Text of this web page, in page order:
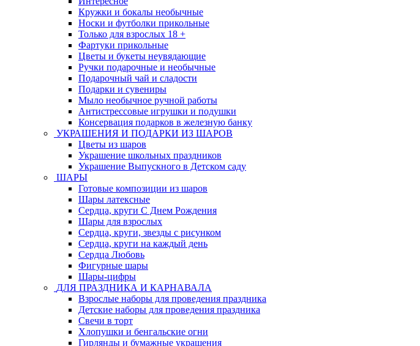
Кружки и бокалы необычные
Носки и футболки прикольные
Только для взрослых 18 +
Фартуки прикольные
Цветы и букеты неувядающие
Ручки подарочные и необычные
Подарочный чай и сладости
Подарки и сувениры
Мыло необычное ручной работы
Антистрессовые игрушки и подушки
Консервация подарков в железную банку
УКРАШЕНИЯ И ПОДАРКИ ИЗ ШАРОВ
Цветы из шаров
Украшение школьных праздников
Украшение Выпускного в Детском саду
ШАРЫ
Готовые композиции из шаров
Шары латексные
Сердца, круги С Днем Рождения
Шары для взрослых
Сердца, круги, звезды с рисунком
Сердца, круги на каждый день
Сердца Любовь
Фигурные шары
Шары-цифры
ДЛЯ ПРАЗДНИКА И КАРНАВАЛА
Взрослые наборы для проведения праздника
Детские наборы для проведения праздника
Свечи в торт
Хлопушки и бенгальские огни
Гирлянды и бумажные украшения